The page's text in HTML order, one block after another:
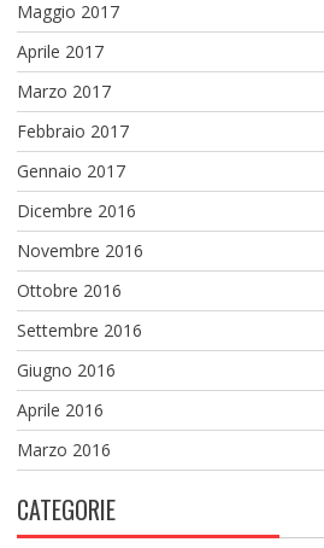
Maggio 2017
Aprile 2017
Marzo 2017
Febbraio 2017
Gennaio 2017
Dicembre 2016
Novembre 2016
Ottobre 2016
Settembre 2016
Giugno 2016
Aprile 2016
Marzo 2016
CATEGORIE